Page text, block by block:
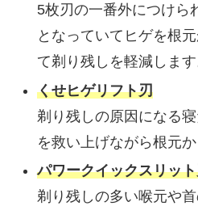
5枚刃の一番外につけら
となっていてヒゲを根
て剃り残しを軽減します
くせヒゲリフト刃
剃り残しの原因になる
を救い上げながら根元か
パワークイックスリッ
剃り残しの多い喉元や